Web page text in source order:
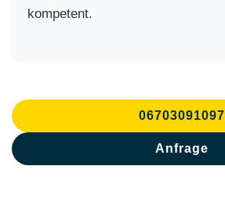
kompetent.
06703091097
Anfrage